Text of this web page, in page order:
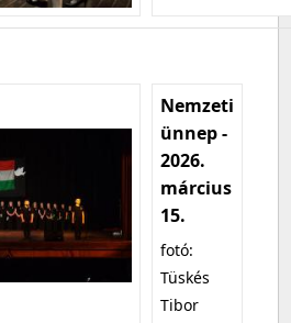
Nemzeti
ünnep -
2026.
március
15.
fotó:
Tüskés
Tibor